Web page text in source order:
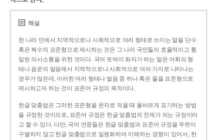
해설
한 나라 안에서 지역적으로나 사회적으로 여러 형태로 쓰이는 말을 단수
혹은 복수의 표준형으로 제시하는 것은 그 나라 국민들의 효율적이고 통
일된 의사소통을 위한 것이다. 국어 토박이 화자가 하는 말은 어휘의 형
태나 음운의 발음에서 지역적으로나 사회적으로 여러 가지로 나타나는
경우가 많은데, 이러한 여러 형태나 발음 중 하나 혹은 둘을 표준형으로
제시하고자 하는 것이 표준어 규정의 목적이다.
한글 맞춤법은 그러한 표준형을 문자로 적을 때 올바르게 표기하는 방법
을 규정한 것이므로, 표준어 규정은 한글 맞춤법의 전제가 되는 규정이라
고 할 수 있다. 다만, 국어 언중들은 한글 맞춤법과 표준어 규정을 뚜렷이
구별하지 않고 한글 맞춤법으로 일원화하여 이해하는 경향이 있어서, 한